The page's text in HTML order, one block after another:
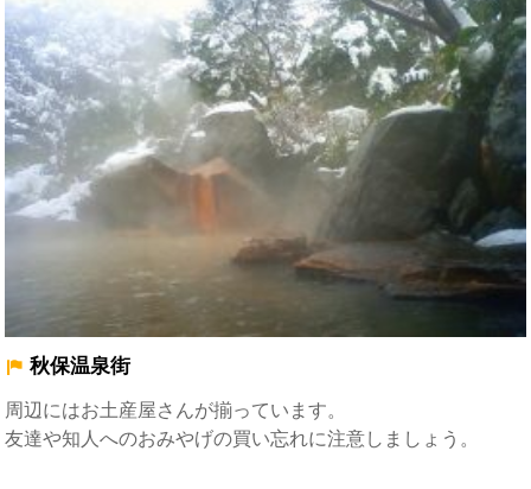
秋保温泉街
周辺にはお土産屋さんが揃っています。
友達や知人へのおみやげの買い忘れに注意しましょう。